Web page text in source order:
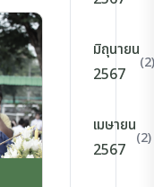
มิถุนายน
2567
(2)
เมษายน
2567
(2)